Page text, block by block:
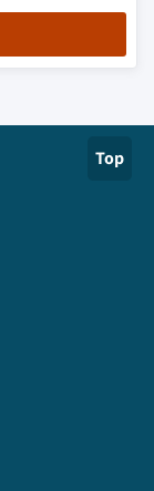
Top